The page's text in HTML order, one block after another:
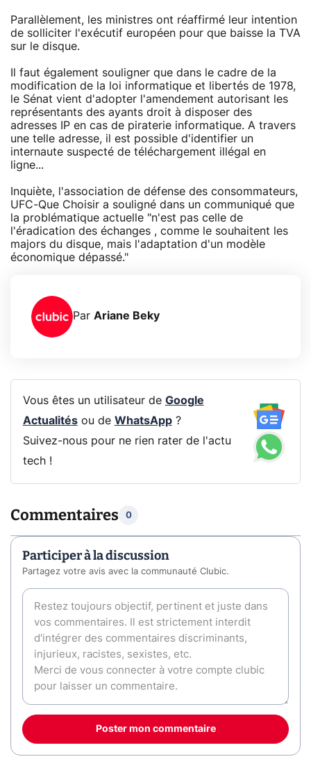
Parallèlement, les ministres ont réaffirmé leur intention
de solliciter l'exécutif européen pour que baisse la TVA
sur le disque.
Il faut également souligner que dans le cadre de la
modification de la loi informatique et libertés de 1978,
le Sénat vient d'adopter l'amendement autorisant les
représentants des ayants droit à disposer des
adresses IP en cas de piraterie informatique. A travers
une telle adresse, il est possible d'identifier un
internaute suspecté de téléchargement illégal en
ligne...
Inquiète, l'association de défense des consommateurs,
UFC-Que Choisir a souligné dans un communiqué que
la problématique actuelle "n'est pas celle de
l'éradication des échanges , comme le souhaitent les
majors du disque, mais l'adaptation d'un modèle
économique dépassé."
Par Ariane Beky
Vous êtes un utilisateur de Google
Actualitésou de WhatsApp?
Suivez-nous pour ne rien rater de l'actu
tech !
Commentaires 0
Participer à la discussion
Partagez votre avis avec la communauté Clubic.
Poster mon commentaire